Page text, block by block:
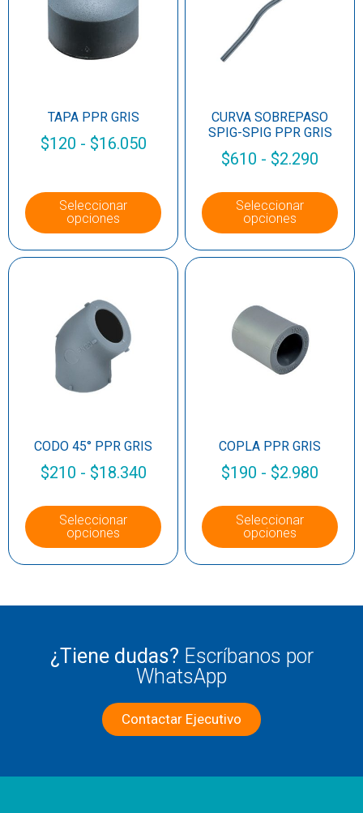
TAPA PPR GRIS
$120 - $16.050
Seleccionar
opciones
CURVA SOBREPASO
SPIG-SPIG PPR GRIS
$610 - $2.290
Seleccionar
opciones
CODO 45° PPR GRIS
$210 - $18.340
Seleccionar
opciones
COPLA PPR GRIS
$190 - $2.980
Seleccionar
opciones
¿Tiene dudas? Escríbanos por
WhatsApp
Contactar Ejecutivo